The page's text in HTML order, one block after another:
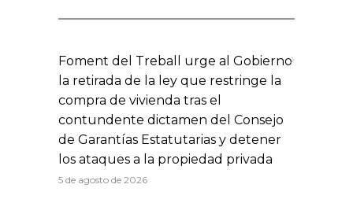
Foment del Treball urge al Gobierno
la retirada de la ley que restringe la
compra de vivienda tras el
contundente dictamen del Consejo
de Garantías Estatutarias y detener
los ataques a la propiedad privada
5 de agosto de 2026